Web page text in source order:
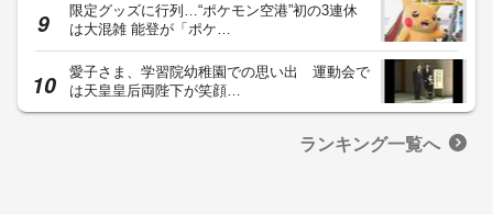
限定グッズに行列…“ポケモン空港”初の3連休
は大混雑 能登が「ポケ…
愛子さま、学習院幼稚園での思い出 運動会で
は天皇皇后両陛下が笑顔…
ランキング一覧へ